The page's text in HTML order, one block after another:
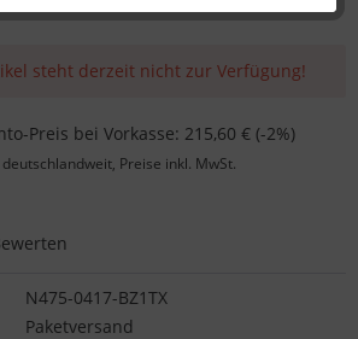
steht derzeit nicht zur Verfügung!
Preis bei Vorkasse: 215,60 € (-2%)
deutschlandweit, Preise inkl. MwSt.
N475-0417-BZ1TX
Paketversand